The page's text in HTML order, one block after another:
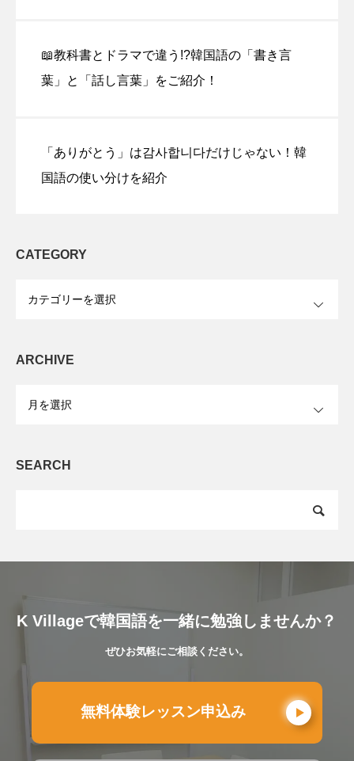
📖教科書とドラマで違う!?韓国語の「書き言
葉」と「話し言葉」をご紹介！
「ありがとう」は감사합니다だけじゃない！韓
国語の使い分けを紹介
CATEGORY
ARCHIVE
SEARCH
K Villageで韓国語を一緒に勉強しませんか？
ぜひお気軽にご相談ください。
無料体験レッスン申込み